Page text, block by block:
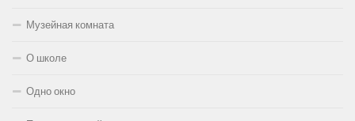
Музейная комната
О школе
Одно окно